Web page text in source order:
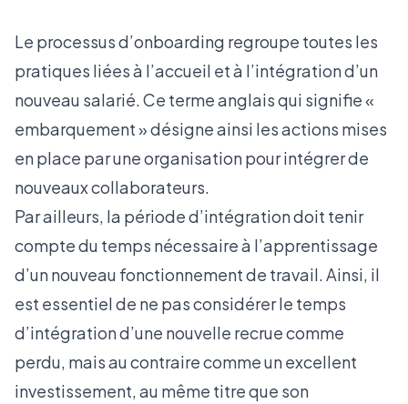
Le processus d’onboarding regroupe toutes les
pratiques liées à l’accueil et à l’intégration d’un
nouveau salarié. Ce terme anglais qui signifie «
embarquement » désigne ainsi les actions mises
en place par une organisation pour intégrer de
nouveaux collaborateurs.
Par ailleurs, la période d’intégration doit tenir
compte du temps nécessaire à l’apprentissage
d’un nouveau fonctionnement de travail. Ainsi, il
est essentiel de ne pas considérer le temps
d’intégration d’une nouvelle recrue comme
perdu, mais au contraire comme un excellent
investissement, au même titre que son